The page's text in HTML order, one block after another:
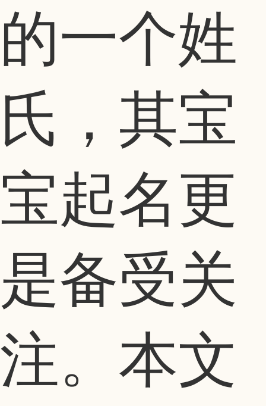
的一个姓
氏，其宝
宝起名更
是备受关
注。本文